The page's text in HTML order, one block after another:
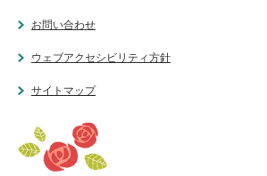
お問い合わせ
ウェブアクセシビリティ方針
サイトマップ